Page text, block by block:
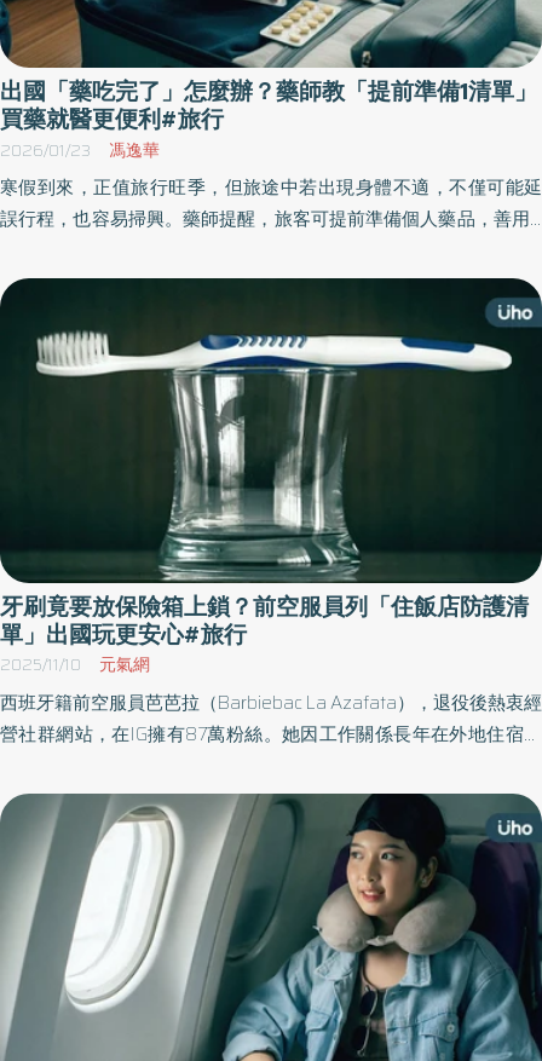
出國「藥吃完了」怎麼辦？藥師教「提前準備1清單」
買藥就醫更便利#旅行
2026/01/23 馮逸華
寒假到來，正值旅行旺季，但旅途中若出現身體不適，不僅可能延
誤行程，也容易掃興。藥師提醒，旅客可提前準備個人藥品，善用6
用藥清單諮詢藥師，並依據旅遊地點、天數及自身健康狀況準備所
需藥品，確認服用劑量、方式及注意事項。
牙刷竟要放保險箱上鎖？前空服員列「住飯店防護清
單」出國玩更安心#旅行
2025/11/10 元氣網
西班牙籍前空服員芭芭拉（Barbiebac La Azafata），退役後熱衷經
營社群網站，在IG擁有87萬粉絲。她因工作關係長年在外地住宿過
此篇，提醒大家入住時的安全巡檢應提高警覺，例如牙刷要上鎖保
管、檢查鏡子是否為單面鏡防偷窺。